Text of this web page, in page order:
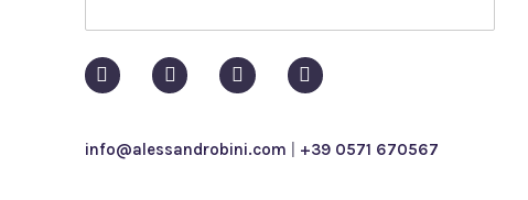
i
c
info@alessandrobini.com +39 0571 670567